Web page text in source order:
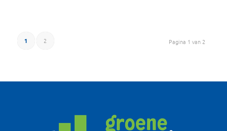
Pagina 1 van 2
1 2